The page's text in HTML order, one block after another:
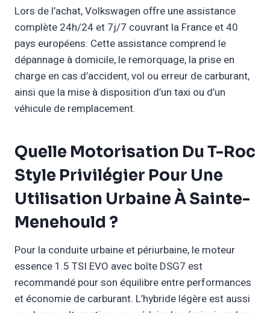
Lors de l’achat, Volkswagen offre une assistance
complète 24h/24 et 7j/7 couvrant la France et 40
pays européens. Cette assistance comprend le
dépannage à domicile, le remorquage, la prise en
charge en cas d’accident, vol ou erreur de carburant,
ainsi que la mise à disposition d’un taxi ou d’un
véhicule de remplacement.
Quelle Motorisation Du T-Roc
Style Privilégier Pour Une
Utilisation Urbaine À Sainte-
Menehould ?
Pour la conduite urbaine et périurbaine, le moteur
essence 1.5 TSI EVO avec boîte DSG7 est
recommandé pour son équilibre entre performances
et économie de carburant. L’hybride légère est aussi